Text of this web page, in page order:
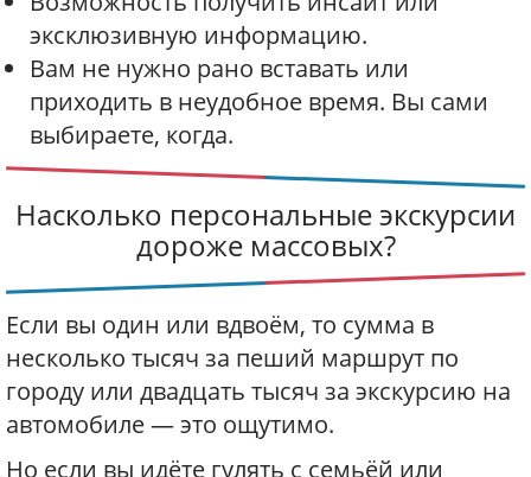
эксклюзивную информацию.
Вам не нужно рано вставать или
приходить в неудобное время. Вы сами
выбираете, когда.
Насколько персональные экскурсии
дороже массовых?
Если вы один или вдвоём, то сумма в
несколько тысяч за пеший маршрут по
городу или двадцать тысяч за экскурсию на
автомобиле — это ощутимо.
Но если вы идёте гулять с семьёй или